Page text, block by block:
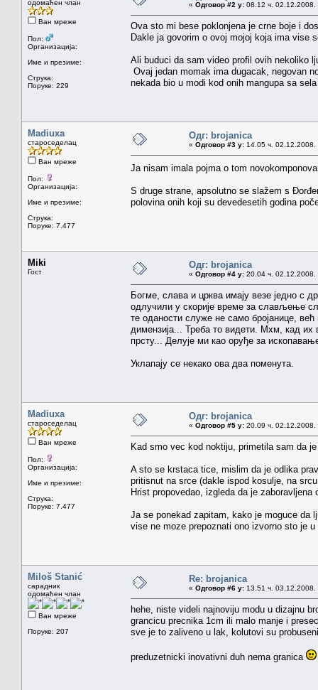
одомаћен члан
Ван мреже
Пол:
Организација:
Име и презиме:
Струка:
Поруке: 229
« Одговор #2 у: 08.12 ч. 02.12.2008.
Ova sto mi bese poklonjena je crne boje i
Dakle ja govorim o ovoj mojoj koja ima vise
Ali buduci da sam video profil ovih nekoliko
Ovaj jedan momak ima dugacak, negovan
nekada bio u modi kod onih mangupa sa
Madiuxa
староседелац
Ван мреже
Пол:
Организација:
Име и презиме:
Струка:
Поруке: 7.477
Одг: brojanica
« Одговор #3 у: 14.05 ч. 02.12.2008.
Ja nisam imala pojma o tom
S druge strane, apsolutno se slažem s
polovina onih koji su devedesetih godina
Miki
Гост
Одг: brojanica
« Одговор #4 у: 20.04 ч. 02.12.2008.
Богме, слава и црква имају везе једно с
одлучили у скорије време за слављење
те оданости служе не само бројанице,
димензија... Треба то видети. Мхм, кад
прсту... Делује ми као оруђе за
Уклапају се некако ова два поменута.
Madiuxa
староседелац
Ван мреже
Пол:
Организација:
Име и презиме:
Струка:
Поруке: 7.477
Одг: brojanica
« Одговор #5 у: 20.09 ч. 02.12.2008.
Kad smo vec kod noktiju, primetila sam da
A sto se krstaca tice, mislim da je odlika
pritisnut na srce (dakle ispod kosulje, na
Hrist propovedao, izgleda da je
Ja se ponekad zapitam, kako je moguce da
vise ne moze prepoznati ono izvorno sto je u
Miloš Stanić
сарадник
одомаћен члан
Ван мреже
Поруке: 207
Re: brojanica
« Одговор #6 у: 13.51 ч. 03.12.2008.
hehe, niste videli najnoviju modu u dizajnu
grancicu precnika 1cm ili malo manje i
sve je to zaliveno u lak, kolutovi su
preduzetnicki inovativni duh nema granica